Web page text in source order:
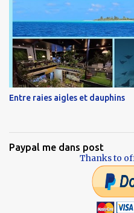
Entre raies aigles et dauphins
Paypal me dans post
Thanks to